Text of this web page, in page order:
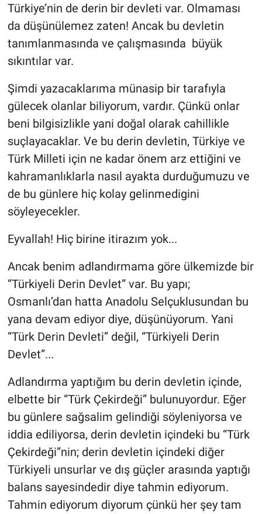
Türkiye’nin de derin bir devleti var. Olmaması
da düşünülemez zaten! Ancak bu devletin
tanımlanmasında ve çalışmasında büyük
sıkıntılar var.
Şimdi yazacaklarıma münasip bir tarafıyla
gülecek olanlar biliyorum, vardır. Çünkü onlar
beni bilgisizlikle yani doğal olarak cahillikle
suçlayacaklar. Ve bu derin devletin, Türkiye ve
Türk Milleti için ne kadar önem arz ettiğini ve
kahramanlıklarla nasıl ayakta durduğumuzu ve
de bu günlere hiç kolay gelinmedigini
söyleyecekler.
Eyvallah! Hiç birine itirazım yok...
Ancak benim adlandırmama göre ülkemizde bir
“Türkiyeli Derin Devlet” var. Bu yapı;
Osmanlı’dan hatta Anadolu Selçuklusundan bu
yana devam ediyor diye, düşünüyorum. Yani
“Türk Derin Devleti” değil, “Türkiyeli Derin
Devlet”...
Adlandırma yaptığım bu derin devletin içinde,
elbette bir “Türk Çekirdeği” bulunuyordur. Eğer
bu günlere sağsalim gelindiği söyleniyorsa ve
iddia ediliyorsa, derin devletin içindeki bu “Türk
Çekirdeği”nin; derin devletin içindeki diğer
Türkiyeli unsurlar ve dış güçler arasında yaptığı
balans sayesindedir diye tahmin ediyorum.
Tahmin ediyorum diyorum çünkü her şey tam